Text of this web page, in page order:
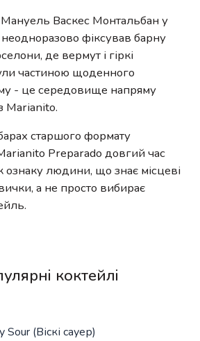
Васкес Монтальбан у
неодноразово фіксував барну
де вермут і гіркі
частиною щоденного
- це середовище напряму
Marianito.
старшого формату
Preparado довгий час
ознаку людини, що знає місцеві
а не просто вибирає
коктейлі
(Віскі сауер)